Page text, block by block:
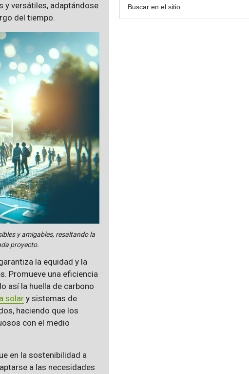
y versátiles, adaptándose
del tiempo.
y amigables, resaltando la
proyecto.
la equidad y la
Promueve una eficiencia
así la huella de carbono
solary sistemas de
haciendo que los
con el medio
en la sostenibilidad a
a las necesidades